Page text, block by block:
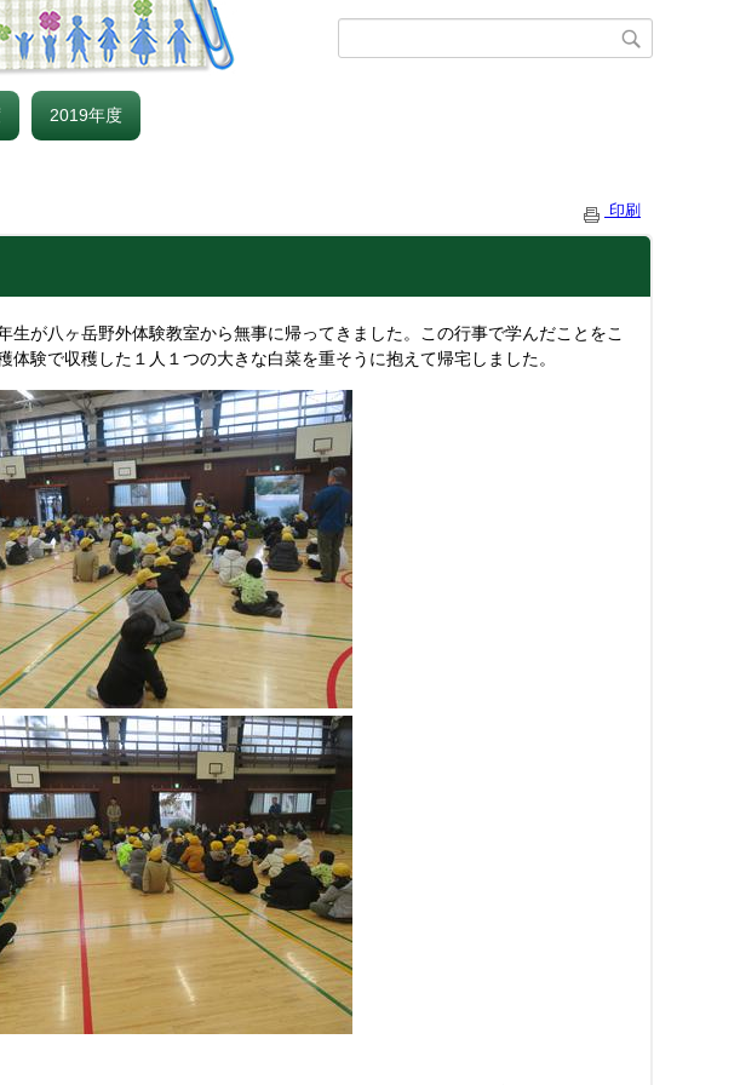
2019年度
印刷
が八ヶ岳野外体験教室から無事に帰ってきました。この行事で学んだことをこ
験で収穫した１人１つの大きな白菜を重そうに抱えて帰宅しました。